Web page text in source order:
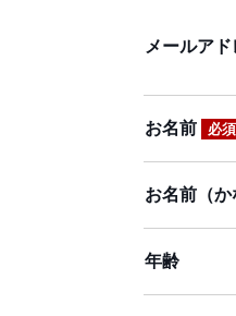
メールアド
お名前 必須
お名前（か
年齢